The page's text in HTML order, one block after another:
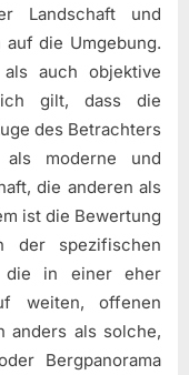
Landschaft und
die Umgebung.
auch objektive
gilt, dass die
des Betrachters
moderne und
die anderen als
ist die Bewertung
der spezifischen
die in einer eher
weiten, offenen
anders als solche,
Bergpanorama